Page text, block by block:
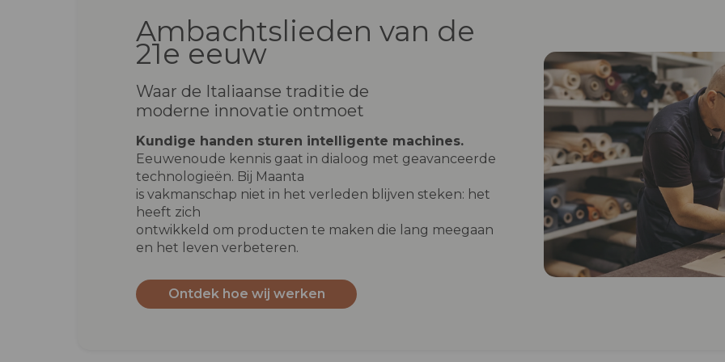
Ambachtslieden van de
21e eeuw
Waar de Italiaanse traditie de
moderne innovatie ontmoet
Kundige handen sturen intelligente machines.
Eeuwenoude kennis gaat in dialoog met geavanceerde
technologieën. Bij Maanta
is vakmanschap niet in het verleden blijven steken: het
heeft zich
ontwikkeld om producten te maken die lang meegaan
en het leven verbeteren.
Ontdek hoe wij werken